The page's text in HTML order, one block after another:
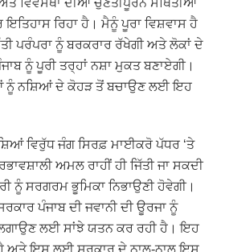
ਇਤਿਹਾਸ ਰਿਹਾ ਹੈ। ਮੈਨੂੰ ਪੂਰਾ ਵਿਸ਼ਵਾਸ ਹੈ
ਪਰੰਪਰਾ ਨੂੰ ਬਰਕਰਾਰ ਰੱਖੇਗੀ ਅਤੇ ਲੋਕਾਂ ਦੇ
ਨੂੰ ਪੂਰੀ ਤਰ੍ਹਾਂ ਨਸ਼ਾ ਮੁਕਤ ਬਣਾਏਗੀ।
ਨੂੰ ਨਸ਼ਿਆਂ ਦੇ ਕੋਹੜ ਤੋਂ ਬਚਾਉਣ ਲਈ ਇਹ
ਵਿਰੁੱਧ ਜੰਗ ਸਿਰਫ਼ ਮਾਈਕਰੋ ਪੱਧਰ ‘ਤੇ
ਅਮਲ ਰਾਹੀਂ ਹੀ ਜਿੱਤੀ ਜਾ ਸਕਦੀ
ਨੂੰ ਸਰਗਰਮ ਭੂਮਿਕਾ ਨਿਭਾਉਣੀ ਹੋਵੇਗੀ।
ਪੰਜਾਬ ਦੀ ਜਵਾਨੀ ਦੀ ਊਰਜਾ ਨੂੰ
ਲਗਾਉਣ ਲਈ ਸਾਂਝੇ ਯਤਨ ਕਰ ਰਹੀ ਹੈ। ਇਹ
ਅਤੇ ਇਸ ਲਈ ਸਰਕਾਰ ਦੇ ਨਾਲ-ਨਾਲ ਇਸ